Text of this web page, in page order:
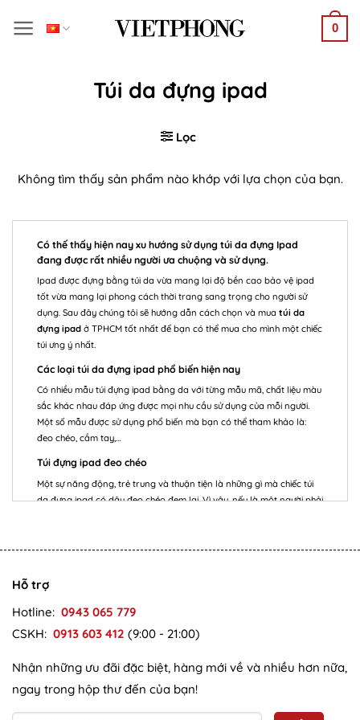
qua
0
Túi da đựng ipad
Lọc
Không tìm thấy sản phẩm nào khớp với lựa chọn của bạn.
Có thế thấy hiện nay xu hướng sử dụng túi da đựng Ipad
đang được rất nhiều người ưa chuộng và sử dụng.
Ipad được đựng bằng túi da vừa mang lại độ bền cao bảo vệ ipad
tốt vừa mang lại phong cách thời trang sang trọng cho người sử
dụng. Sau đây chúng tôi sẽ hướng dẫn cách chọn và mua túi da
đựng ipad ở TPHCM tốt nhất để bạn có thể mua cho mình một chiếc
túi ưng ý nhất.
Các loại túi da đựng ipad phổ biến hiện nay
Có nhiều mẫu túi đựng ipad bằng da với từng mẫu mã, chất liệu màu
sắc khác nhau đáp ứng được mọi nhu cầu sử dụng của mỗi người.
Một số mẫu được sử dụng phổ biến mà bạn có thể tham khảo là:
đeo chéo, cầm tay,…
Túi đựng ipad đeo chéo
Một sự năng động, trẻ trung và thuận tiện là những gì mà chiếc túi
da đựng ipad có dây đeo chéo đem lại. Vì vậy, nếu là một người phải
một vẻ đẹp sang trọng của chất liệu da.
Nếu túi đựng ipad đeo chéo thể hiện sự năng động thì mẫu cầm tay
lại mang đến cho người sử dụng một vẻ sang trọng, tinh tế và thanh
doanh nhân tìm kiếm và mua.
Một số lưu ý khi chọn mua túi đựng ipad bằng da ở TPHCM
Nếu bạn đang ở TPHCM thì bất kể bạn mua túi đựng Ipad ở đâu hay
Hỗ trợ
Hotline: 0943 065 779
CSKH: 0913 603 412 (9:00 - 21:00)
Nhận những ưu đãi đặc biệt, hàng mới về và nhiều hơn nữa,
ngay trong hộp thư đến của bạn!